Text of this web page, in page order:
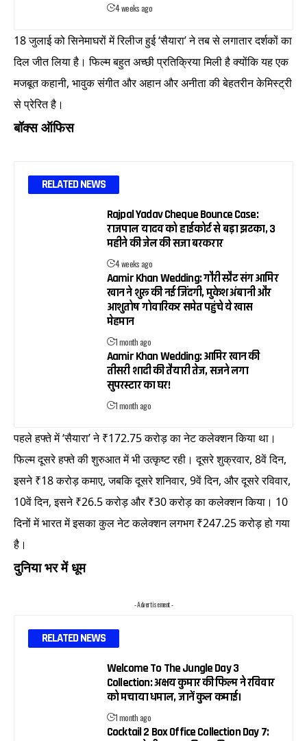
4 weeks ago
18 जुलाई को सिनेमाघरों में रिलीज हुई ‘सैयारा’ ने तब से लगातार दर्शकों का
दिल जीत लिया है। फिल्म बहुत अच्छी प्रतिक्रिया मिली है क्योंकि यह एक
मजबूत कहानी, भावुक संगीत और अहान और अनीता की बेहतरीन केमिस्ट्री
से प्रेरित है।
बॉक्स ऑफिस
RELATED NEWS
Rajpal Yadav Cheque Bounce Case:
राजपाल यादव को हाईकोर्ट से बड़ा झटका, 3
महीने की जेल की सजा बरकरार
4 weeks ago
Aamir Khan Wedding: गौरी स्प्रैट संग आमिर
खान ने शुरू की नई जिंदगी, मुकेश अंबानी और
आशुतोष गोवारिकर समेत पहुंचे ये खास
मेहमान
1 month ago
Aamir Khan Wedding: आमिर खान की
तीसरी शादी की तैयारी तेज, सजने लगा
सुपरस्टार का घर!
1 month ago
पहले हफ्ते में ‘सैयारा’ ने ₹172.75 करोड़ का नेट कलेक्शन किया था।
फिल्म दूसरे हफ्ते की शुरुआत में भी उत्कृष्ट रही। दूसरे शुक्रवार, 8वें दिन,
इसने ₹18 करोड़ कमाए, जबकि दूसरे शनिवार, 9वें दिन, और दूसरे रविवार,
10वें दिन, इसने ₹26.5 करोड़ और ₹30 करोड़ का कलेक्शन किया। 10
दिनों में भारत में इसका कुल नेट कलेक्शन लगभग ₹247.25 करोड़ हो गया
है।
दुनिया भर में धूम
- Advertisement -
RELATED NEWS
Welcome To The Jungle Day 3
Collection: अक्षय कुमार की फिल्म ने रविवार
को मचाया धमाल, जानें कुल कमाई।
1 month ago
Cocktail 2 Box Office Collection Day 7: